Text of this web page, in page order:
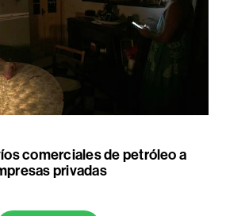
comerciales de petróleo a
privadas